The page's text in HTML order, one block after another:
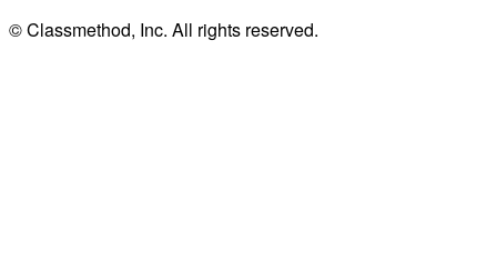
© Classmethod, Inc. All rights reserved.